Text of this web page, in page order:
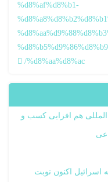
%d8%af%d8%b1-
%d8%aa%d8%ac/
المللی هم افزایی کسب و
اسرائیل اکنون نوبت